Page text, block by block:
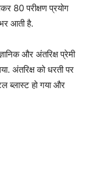
80 परीक्षण प्रयोग
आती है.
और अंतरिक्ष प्रेमी
अंतरिक्ष को धरती पर
ब्लास्ट हो गया और